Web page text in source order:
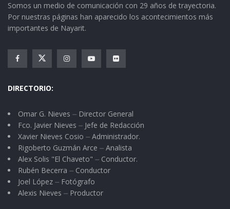
Somos un medio de comunicación con 29 años de trayectoria.
Por nuestras páginas han aparecido los acontecimientos más
importantes de Nayarit.
DIRECTORIO:
Omar G. Nieves ⏤ Director General
Fco. Javier Nieves ⏤ Jefe de Redacción
Xavier Nieves Cosio ⏤ Administrador.
Rigoberto Guzmán Arce ⏤ Analista
Alex Solis "El Chaveto" ⏤ Conductor.
Rubén Becerra ⏤ Conductor
Joel López ⏤ Fotógrafo
Alexis Nieves ⏤ Productor